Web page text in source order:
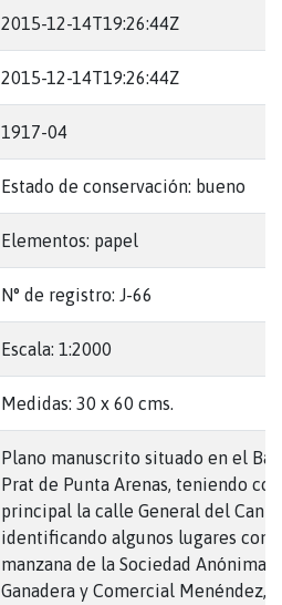
2015-12-14T19:26:44Z
2015-12-14T19:26:44Z
1917-04
Estado de conservación: bueno
Elementos: papel
N° de registro: J-66
Escala: 1:2000
Medidas: 30 x 60 cms.
Plano manuscrito situado en el
Prat de Punta Arenas, teniendo
principal la calle General del
identificando algunos lugares
manzana de la Sociedad Anónima
Ganadera y Comercial Menéndez,